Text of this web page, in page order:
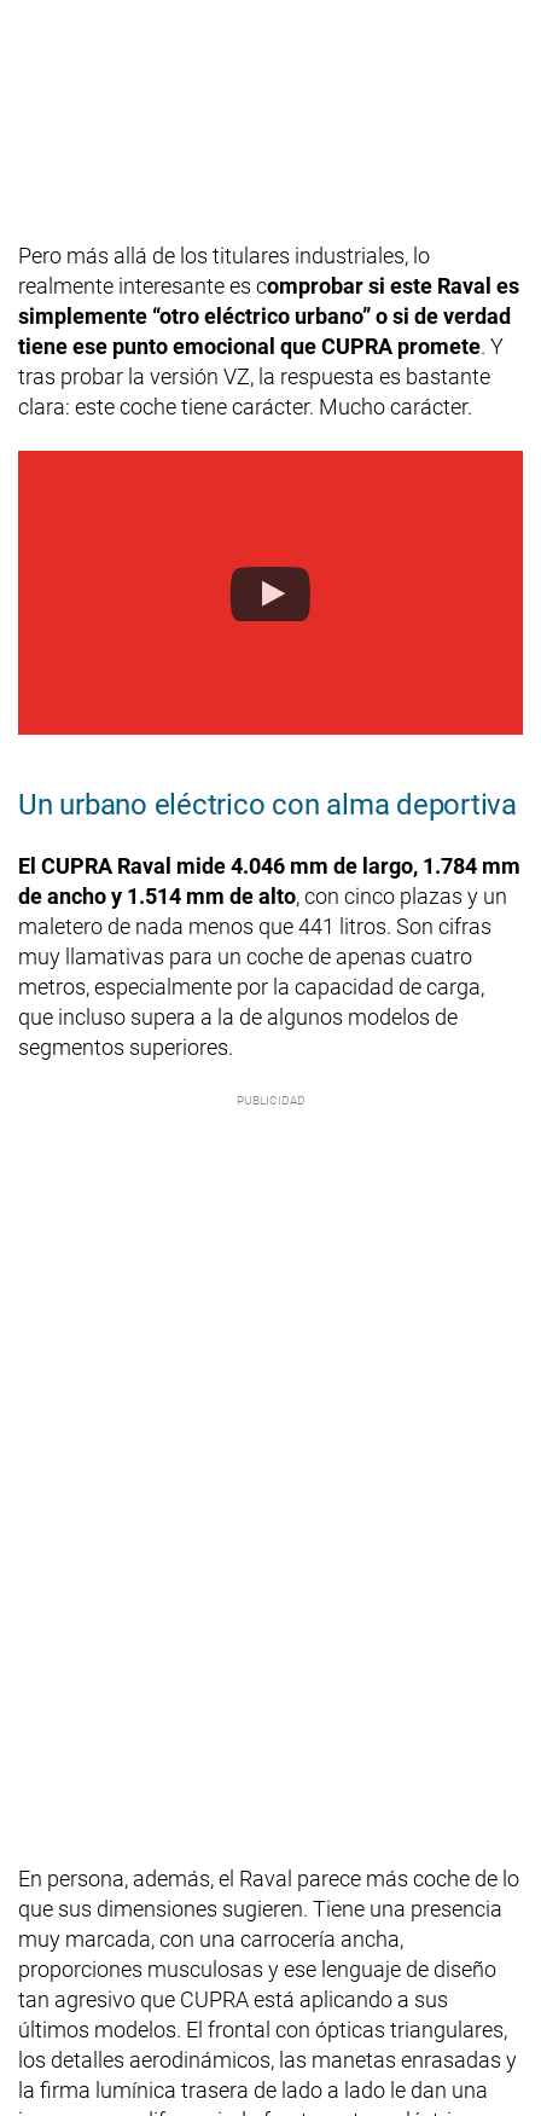
Pero más allá de los titulares industriales, lo
realmente interesante es comprobar si este Raval es
simplemente “otro eléctrico urbano” o si de verdad
tiene ese punto emocional que CUPRA promete. Y
tras probar la versión VZ, la respuesta es bastante
clara: este coche tiene carácter. Mucho carácter.
Un urbano eléctrico con alma deportiva
El CUPRA Raval mide 4.046 mm de largo, 1.784 mm
de ancho y 1.514 mm de alto, con cinco plazas y un
maletero de nada menos que 441 litros. Son cifras
muy llamativas para un coche de apenas cuatro
metros, especialmente por la capacidad de carga,
que incluso supera a la de algunos modelos de
segmentos superiores.
En persona, además, el Raval parece más coche de lo
que sus dimensiones sugieren. Tiene una presencia
muy marcada, con una carrocería ancha,
proporciones musculosas y ese lenguaje de diseño
tan agresivo que CUPRA está aplicando a sus
últimos modelos. El frontal con ópticas triangulares,
los detalles aerodinámicos, las manetas enrasadas y
la firma lumínica trasera de lado a lado le dan una